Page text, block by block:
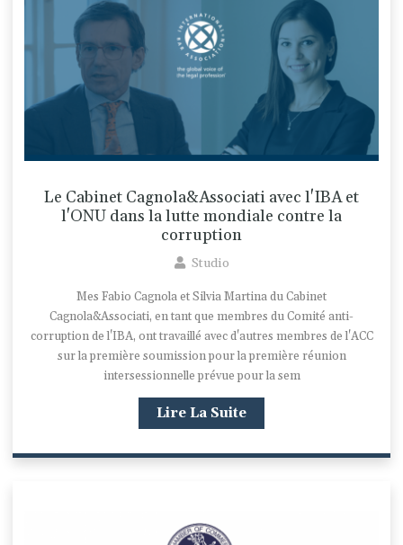
Le Cabinet Cagnola&Associati avec l'IBA et
l'ONU dans la lutte mondiale contre la
corruption
Studio
Mes Fabio Cagnola et Silvia Martina du Cabinet
Cagnola&Associati, en tant que membres du Comité anti-
corruption de l'IBA, ont travaillé avec d'autres membres de l'ACC
sur la première soumission pour la première réunion
intersessionnelle prévue pour la sem
Lire La Suite